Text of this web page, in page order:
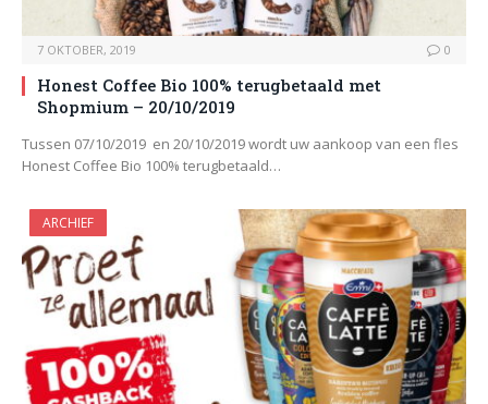
7 OKTOBER, 2019 0
Honest Coffee Bio 100% terugbetaald met
Shopmium – 20/10/2019
Tussen 07/10/2019 en 20/10/2019 wordt uw aankoop van een fles
Honest Coffee Bio 100% terugbetaald…
ARCHIEF